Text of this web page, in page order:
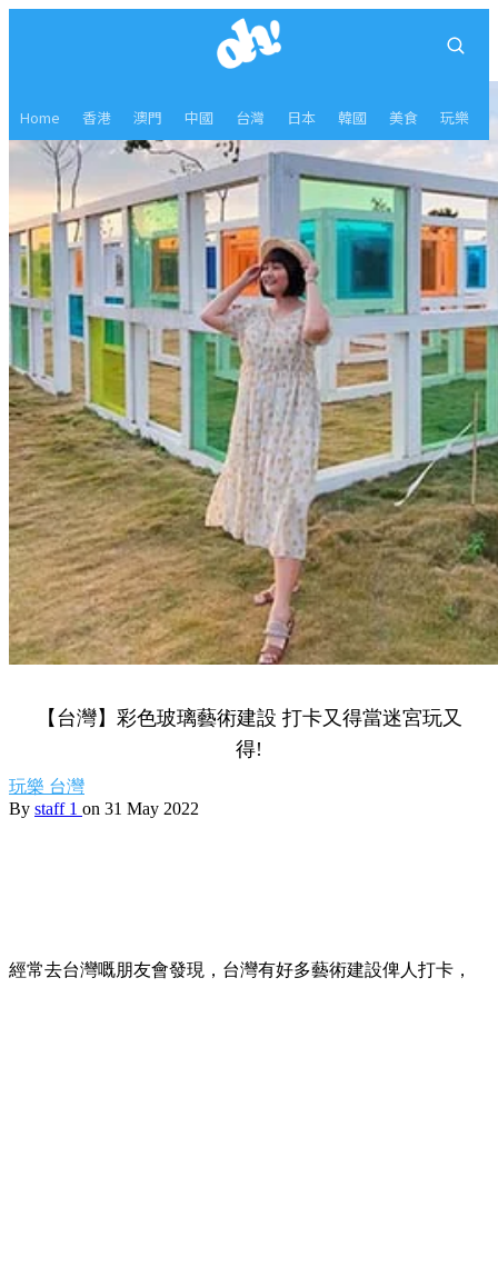
Home 香港 澳門 中國 台灣 日本 韓國 美食 玩樂
【台灣】彩色玻璃藝術建設 打卡又得當迷宮玩又
得!
玩樂 台灣
By staff 1 on 31 May 2022
經常去台灣嘅朋友會發現，台灣有好多藝術建設俾人打卡，